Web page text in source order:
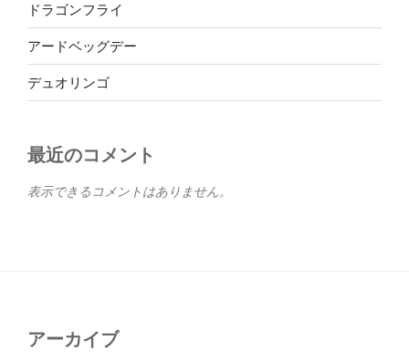
ドラゴンフライ
アードベッグデー
デュオリンゴ
最近のコメント
表示できるコメントはありません。
アーカイブ